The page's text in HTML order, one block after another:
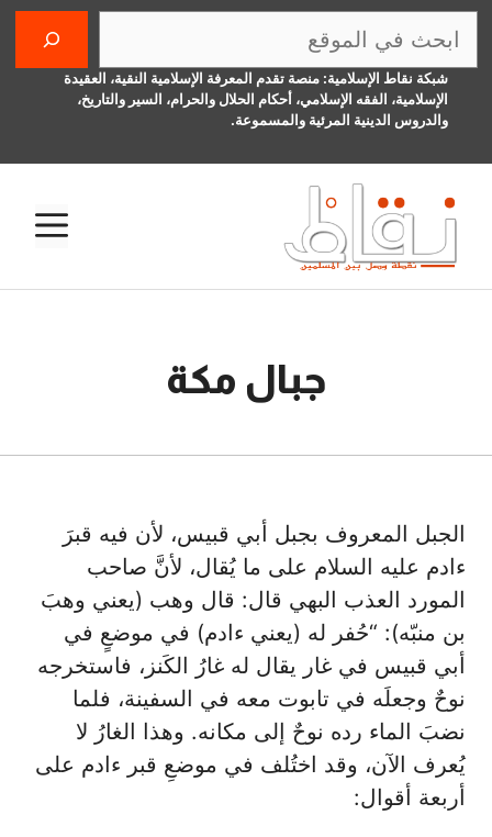
انتقل
المحتوىشبكة نقاط الإسلامية: منصة تقدم المعرفة الإسلامية النقية، العقيدة
الإسلامية، الفقه الإسلامي، أحكام الحلال والحرام، السير والتاريخ،
والدروس الدينية المرئية والمسموعة.
جبال مكة
الجبل المعروف بجبل أبي قبيس، لأن فيه قبرَ
ءادم عليه السلام على ما يُقال، لأنَّ صاحب
المورد العذب البهي قال: قال وهب (يعني وهبَ
بن منبّه): “حُفر له (يعني ءادم) في موضعٍ في
أبي قبيس في غار يقال له غارُ الكَنز، فاستخرجه
نوحٌ وجعلَه في تابوت معه في السفينة، فلما
نضبَ الماء رده نوحٌ إلى مكانه. وهذا الغارُ لا
يُعرف الآن، وقد اختُلف في موضعِ قبر ءادم على
أربعة أقوال: